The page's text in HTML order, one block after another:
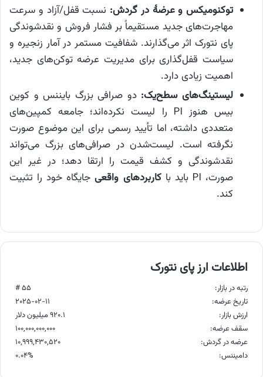
توکنومیکس و عرضهٔ در گردش: نسبت قفل/آزاد و سرعت
مهاجرت‌های جدید مستقیماً بر فشار فروش و نقدشوندگی
پای نتورک اثر می‌گذارند. شفافیت مستمر در آمار زنجیره و
سیاست قفل‌گذاری برای مدیریت عرضه توکن‌های جدید،
اهمیت زیادی دارد.
لیستینگ‌های سطح‌یک: دو صرافی بزرگ بایننس و کوین
بیس هنوز PI را لیست نکرده‌اند؛ جامعه کمپین‌های
متعددی داشته، اما تأیید رسمی برای این موضوع صورت
نگرفته است. لیست‌شدن در صرافی‌های بزرگ می‌تواند
نقدشوندگی و کشف قیمت را ارتقا دهد؛ در غیر این
صورت، PI باید با
کاربردهای واقعیجایگاه خود را تثبیت
کند.
اطلاعات ارز پای نتورک
رتبه در بازار:
۵۵ #
تاریخ عرضه:
۲۰۲۵-۰۲-۱۱
ارزش بازار:
۹۲۰.۱ میلیون دلار
سقف عرضه:
۱۰۰,۰۰۰,۰۰۰,۰۰۰
عرضه در گردش:
۱۰,۹۹۹,۴۳۰,۵۲۰
دامیننس:
۰.۰۴%